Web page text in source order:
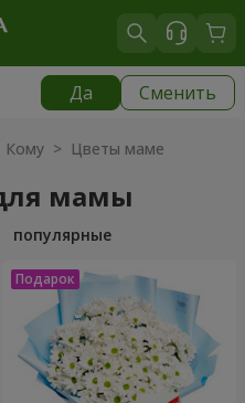
Да Сменить
Кому > Цветы маме
мамы
популярные